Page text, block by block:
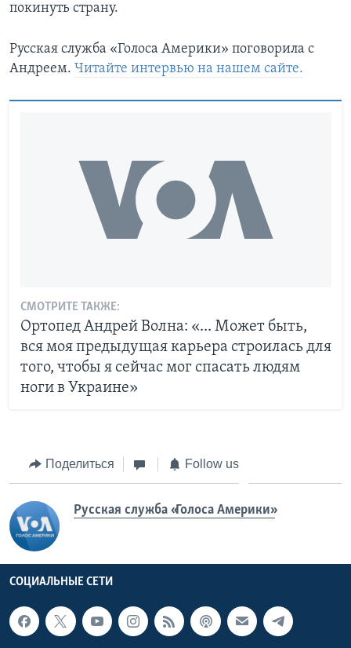
покинуть страну.
Русская служба «Голоса Америки» поговорила с
Андреем. Читайте интервью на нашем сайте.
СМОТРИТЕ ТАКЖЕ:
Ортопед Андрей Волна: «... Может быть,
вся моя предыдущая карьера строилась для
того, чтобы я сейчас мог спасать людям
ноги в Украине»
Поделиться Follow us
Русская служба «Голоса Америки»
СОЦИАЛЬНЫЕ СЕТИ